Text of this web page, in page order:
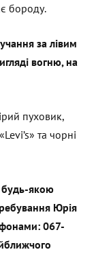
бороду.
за лівим
вогню, на
пуховик,
та чорні
будь-якою
Юрія
067-